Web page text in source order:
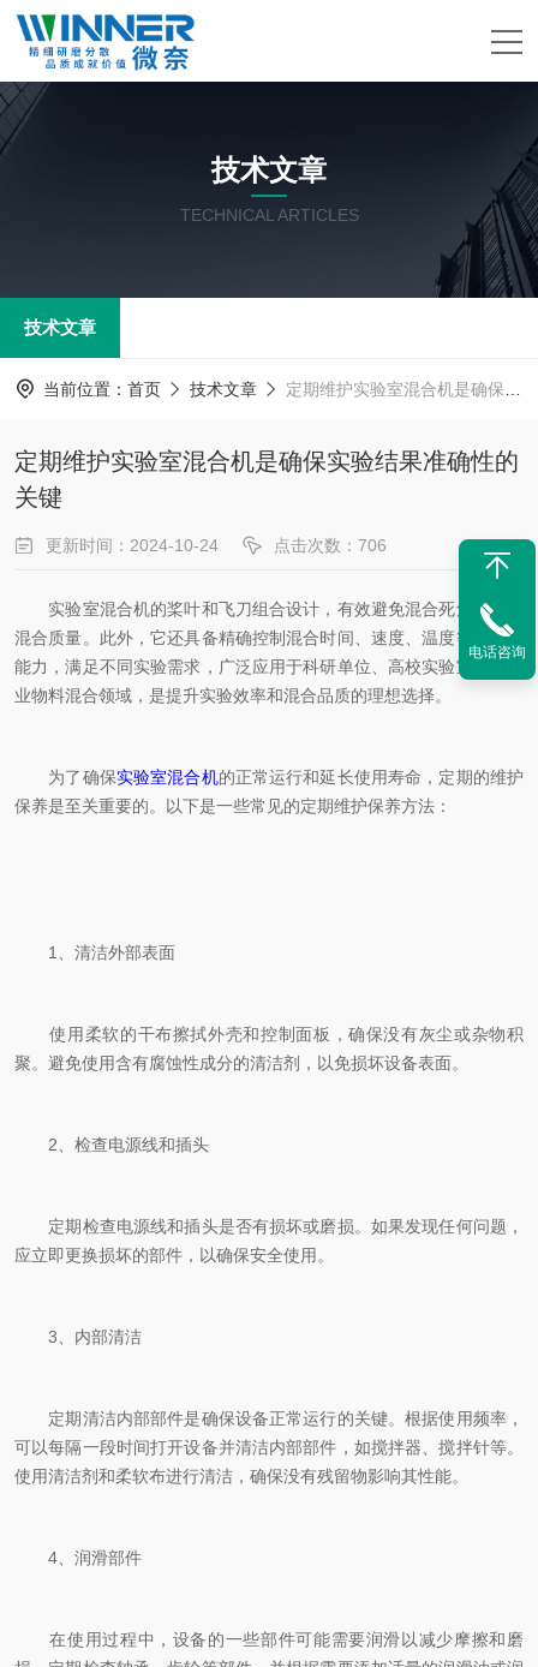
技术文章
TECHNICAL ARTICLES
技术文章
当前位置： 首页 技术文章 定期维护实验室混合机是确保实验结果准确性的关键
定期维护实验室混合机是确保实验结果准确性的
关键
更新时间：2024-10-24 点击次数：706
实验室混合机的桨叶和飞刀组合设计，有效避免混合死角，提升
混合质量。此外，它还具备精确控制混合时间、速度、温度等参数的
能力，满足不同实验需求，广泛应用于科研单位、高校实验室及各行
业物料混合领域，是提升实验效率和混合品质的理想选择。
为了确保实验室混合机的正常运行和延长使用寿命，定期的维护
保养是至关重要的。以下是一些常见的定期维护保养方法：
1、清洁外部表面
使用柔软的干布擦拭外壳和控制面板，确保没有灰尘或杂物积
聚。避免使用含有腐蚀性成分的清洁剂，以免损坏设备表面。
2、检查电源线和插头
定期检查电源线和插头是否有损坏或磨损。如果发现任何问题，
应立即更换损坏的部件，以确保安全使用。
3、内部清洁
定期清洁内部部件是确保设备正常运行的关键。根据使用频率，
可以每隔一段时间打开设备并清洁内部部件，如搅拌器、搅拌针等。
使用清洁剂和柔软布进行清洁，确保没有残留物影响其性能。
4、润滑部件
在使用过程中，设备的一些部件可能需要润滑以减少摩擦和磨
电话咨询